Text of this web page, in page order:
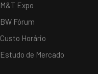
M&T Expo
BW Fórum
Custo Horário
Estudo de Mercado